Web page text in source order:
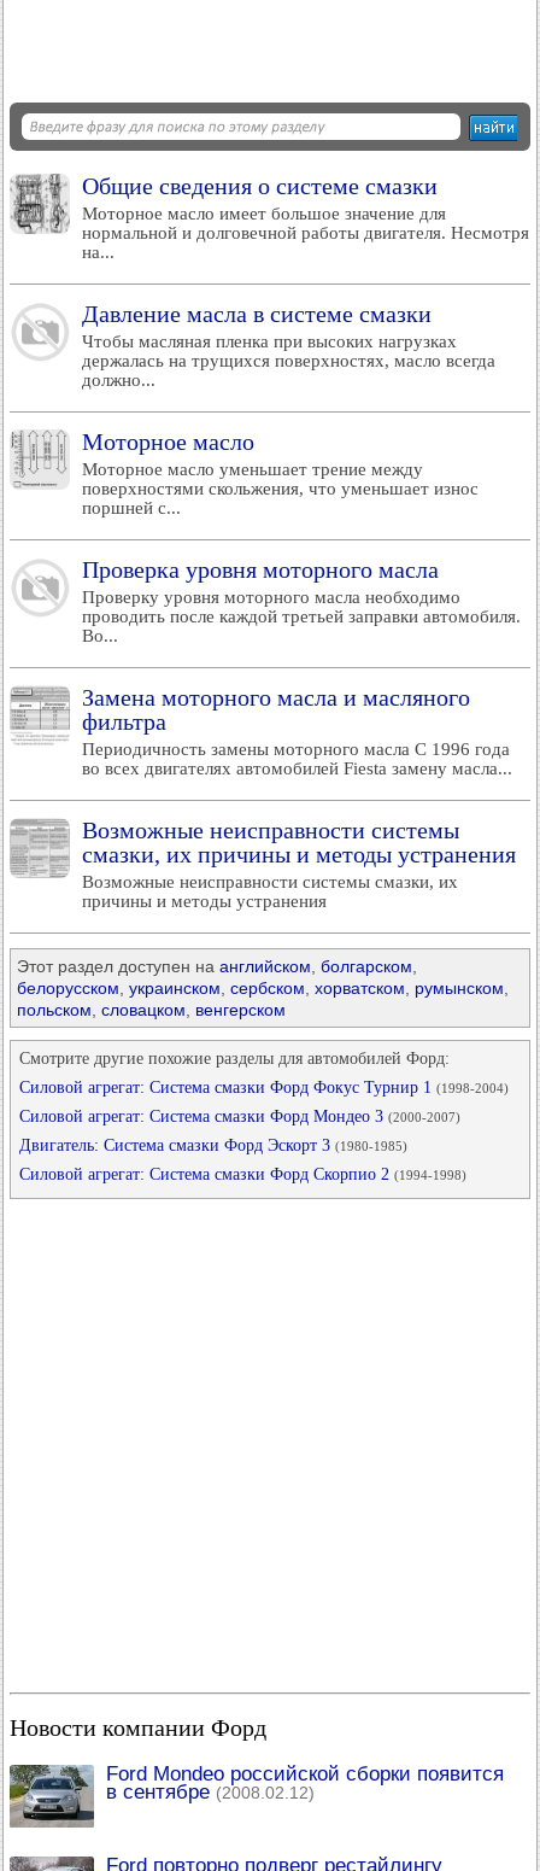
Общие сведения о системе смазки
Моторное масло имеет большое значение для
нормальной и долговечной работы двигателя. Несмотря
на...
Давление масла в системе смазки
Чтобы масляная пленка при высоких нагрузках
держалась на трущихся поверхностях, масло всегда
должно...
Моторное масло
Моторное масло уменьшает трение между
поверхностями скольжения, что уменьшает износ
поршней с...
Проверка уровня моторного масла
Проверку уровня моторного масла необходимо
проводить после каждой третьей заправки автомобиля.
Во...
Замена моторного масла и масляного
фильтра
Периодичность замены моторного масла С 1996 года
во всех двигателях автомобилей Fiesta замену масла...
Возможные неисправности системы
смазки, их причины и методы устранения
Возможные неисправности системы смазки, их
причины и методы устранения
Этот раздел доступен на английском болгарском
белорусском украинском сербском хорватском румынском
польском словацком венгерском
Смотрите другие похожие разделы для автомобилей Форд:
Силовой агрегат: Система смазки Форд Фокус Турнир 1 (1998-2004)
Силовой агрегат: Система смазки Форд Мондео 3 (2000-2007)
Двигатель: Система смазки Форд Эскорт 3 (1980-1985)
Силовой агрегат: Система смазки Форд Скорпио 2 (1994-1998)
Новости компании Форд
Ford Mondeo российской сборки появится
в сентябре (2008.02.12)
Ford повторно подверг рестайлингу